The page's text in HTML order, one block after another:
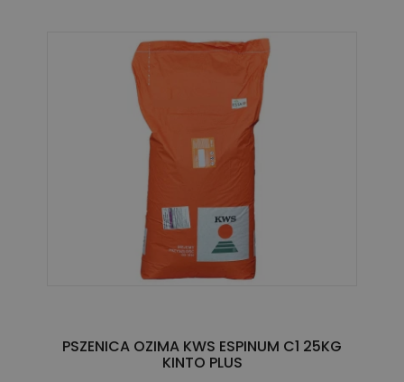
PSZENICA OZIMA KWS ESPINUM C1 25KG
KINTO PLUS